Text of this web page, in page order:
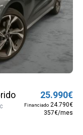
enchufable)
25.990€
Financiado 24.790€
357€/mes